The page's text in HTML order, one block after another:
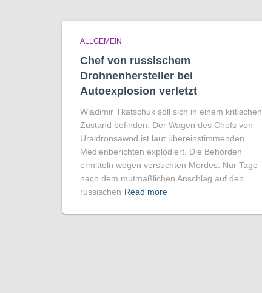
ALLGEMEIN
Chef von russischem
Drohnenhersteller bei
Autoexplosion verletzt
Wladimir Tkatschuk soll sich in einem kritischen
Zustand befinden: Der Wagen des Chefs von
Uraldronsawod ist laut übereinstimmenden
Medienberichten explodiert. Die Behörden
ermitteln wegen versuchten Mordes. Nur Tage
nach dem mutmaßlichen Anschlag auf den
russischen Read more